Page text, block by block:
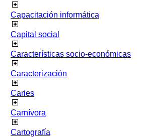
Capacitación informática
Capital social
Características socio-económicas
Caracterización
Caries
Carnívora
Cartografía